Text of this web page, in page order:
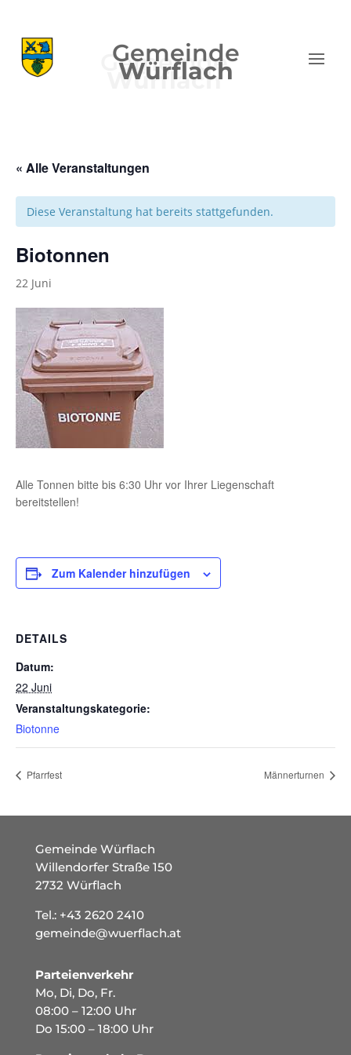
Gemeinde
Würflach
« Alle Veranstaltungen
Diese Veranstaltung hat bereits stattgefunden.
Biotonnen
22 Juni
Alle Tonnen bitte bis 6:30 Uhr vor Ihrer Liegenschaft
bereitstellen!
Zum Kalender hinzufügen
DETAILS
Datum:
22 Juni
Veranstaltungskategorie:
Biotonne
Pfarrfest Männerturnen
Gemeinde Würflach
Willendorfer Straße 150
2732 Würflach
Tel.: +43 2620 2410
gemeinde@wuerflach.at
Parteienverkehr
Mo, Di, Do, Fr.
08:00 – 12:00 Uhr
Do 15:00 – 18:00 Uhr